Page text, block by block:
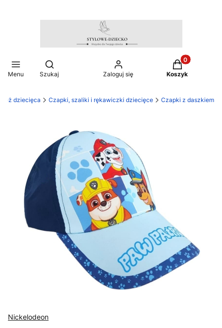
Menu
Otwórz wyszukiwarkę
Szukaj Zaloguj się
Produkty w
Koszyk
dziecięca Czapki, szaliki i rękawiczki dziecięce Czapki z daszkiem
Nickelodeon